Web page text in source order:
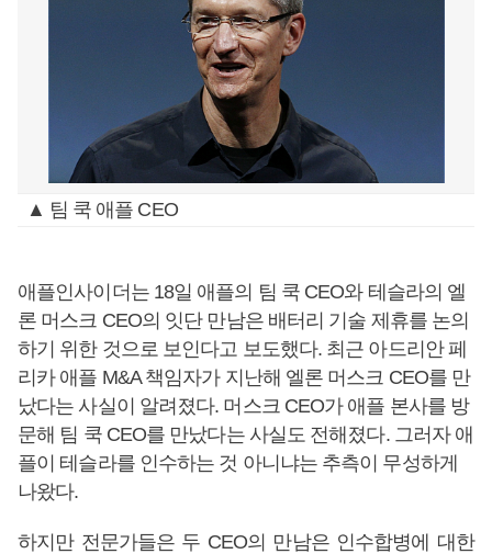
▲ 팀 쿡 애플 CEO
애플인사이더는 18일 애플의 팀 쿡 CEO와 테슬라의 엘
론 머스크 CEO의 잇단 만남은 배터리 기술 제휴를 논의
하기 위한 것으로 보인다고 보도했다. 최근 아드리안 페
리카 애플 M&A 책임자가 지난해 엘론 머스크 CEO를 만
났다는 사실이 알려졌다. 머스크 CEO가 애플 본사를 방
문해 팀 쿡 CEO를 만났다는 사실도 전해졌다. 그러자 애
플이 테슬라를 인수하는 것 아니냐는 추측이 무성하게
나왔다.
하지만 전문가들은 두 CEO의 만남은 인수합병에 대한